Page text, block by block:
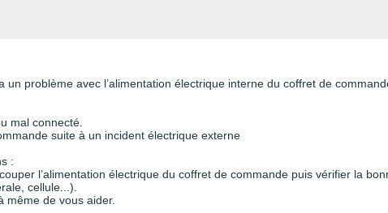
un problème avec l’alimentation électrique interne du coffret de
mal connecté.
suite à un incident électrique externe
:
l’alimentation électrique du coffret de commande puis vérifier la
cellule...).
même de vous aider.